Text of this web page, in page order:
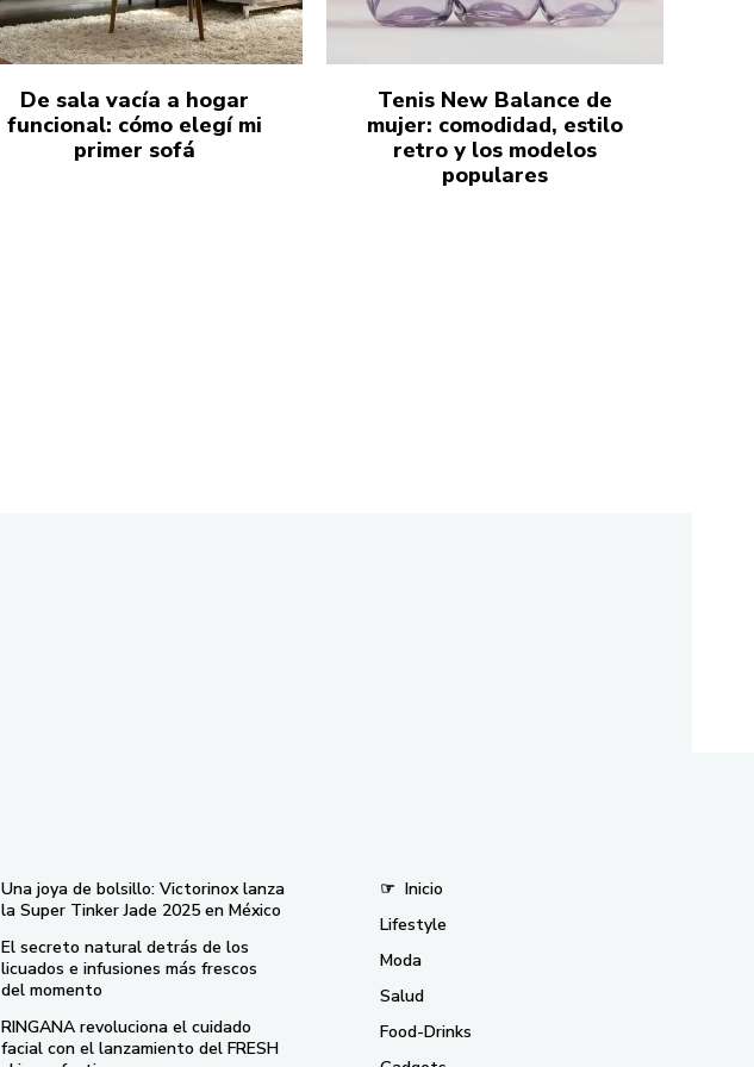
De sala vacía a hogar
funcional: cómo elegí mi
primer sofá
Tenis New Balance de
mujer: comodidad, estilo
retro y los modelos
populares
Una joya de bolsillo: Victorinox lanza
la Super Tinker Jade 2025 en México
El secreto natural detrás de los
licuados e infusiones más frescos
del momento
RINGANA revoluciona el cuidado
facial con el lanzamiento del FRESH
☞ Inicio
Lifestyle
Moda
Salud
Food-Drinks